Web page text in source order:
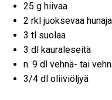
25 g hiivaa
2 rkl juoksevaa
3 tl suolaa
3 dl kauraleseitä
n. 9 dl vehnä- tai
3/4 dl oliiviöljyä